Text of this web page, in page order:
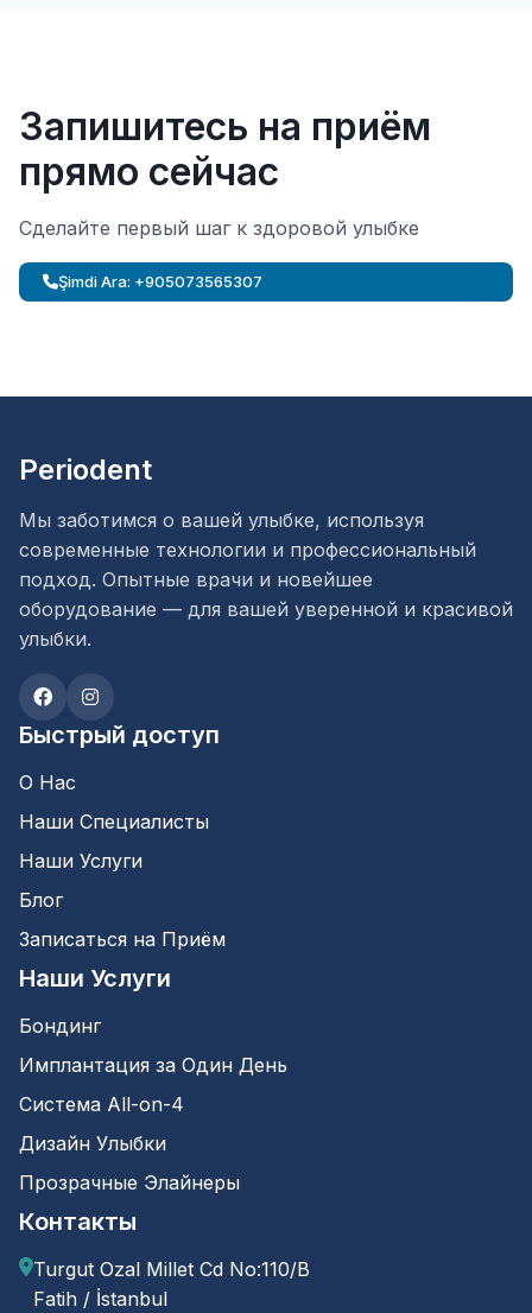
Запишитесь на приём
прямо сейчас
Сделайте первый шаг к здоровой улыбке
Şimdi Ara: +905073565307
Periodent
Мы заботимся о вашей улыбке, используя
современные технологии и профессиональный
подход. Опытные врачи и новейшее
оборудование — для вашей уверенной и красивой
улыбки.
Быстрый доступ
О Нас
Наши Специалисты
Наши Услуги
Блог
Записаться на Приём
Наши Услуги
Бондинг
Имплантация за Один День
Система All-on-4
Дизайн Улыбки
Прозрачные Элайнеры
Контакты
Turgut Ozal Millet Cd No:110/B
Fatih / İstanbul